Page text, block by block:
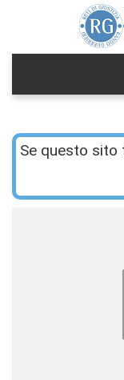
Se questo sito